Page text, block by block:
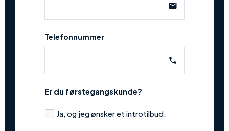
email
Telefonnummer
phone
Er du førstegangskunde?
Ja, og jeg ønsker et introtilbud.